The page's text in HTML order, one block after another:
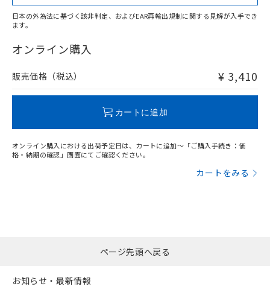
在庫等で未対応品が混在する可能性があります。
問い合わせください。
日本の外為法に基づく該非判定、およびEAR再輸出規制に関する見解が入手でき
ます。
オンライン購入
販売価格（税込） ¥ 3,410
カートに追加
オンライン購入における出荷予定日は、カートに追加～「ご購入手続き：価
格・納期の確認」画面にてご確認ください。
カートをみる
ページ先頭へ戻る
お知らせ・最新情報